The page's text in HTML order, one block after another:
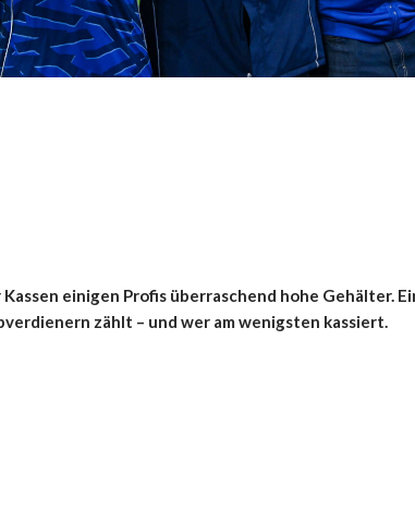
einigen Profis überraschend hohe Gehälter.
zählt – und wer am wenigsten kassiert.